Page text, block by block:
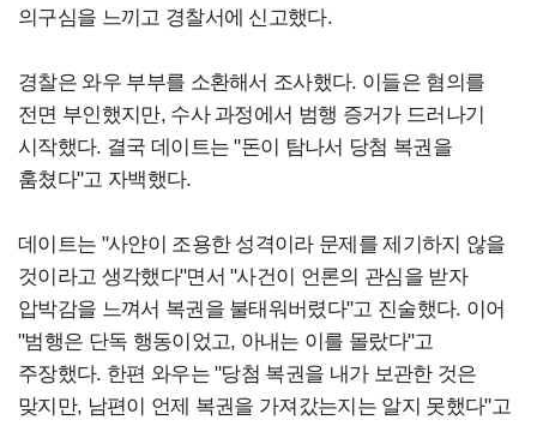
의구심을 느끼고 경찰서에 신고했다.
경찰은 와우 부부를 소환해서 조사했다. 이들은 혐의를
전면 부인했지만, 수사 과정에서 범행 증거가 드러나기
시작했다. 결국 데이트는 "돈이 탐나서 당첨 복권을
훔쳤다"고 자백했다.
데이트는 "사얀이 조용한 성격이라 문제를 제기하지 않을
것이라고 생각했다"면서 "사건이 언론의 관심을 받자
압박감을 느껴서 복권을 불태워버렸다"고 진술했다. 이어
"범행은 단독 행동이었고, 아내는 이를 몰랐다"고
주장했다. 한편 와우는 "당첨 복권을 내가 보관한 것은
맞지만, 남편이 언제 복권을 가져갔는지는 알지 못했다"고